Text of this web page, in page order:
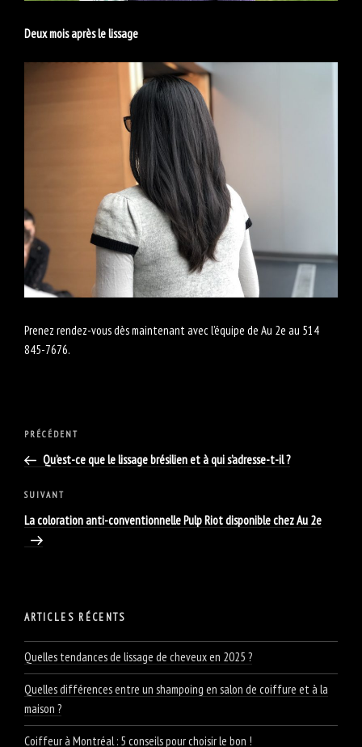
Deux mois après le lissage
Prenez rendez-vous dès maintenant avec l’équipe de Au 2e au 514
845-7676.
Navigation
l'article
Article
précédent
PRÉCÉDENT
Qu’est-ce que le lissage brésilien et à qui s’adresse-t-il ?
Article
suivant
SUIVANT
La coloration anti-conventionnelle Pulp Riot disponible chez Au 2e
ARTICLES RÉCENTS
Quelles tendances de lissage de cheveux en 2025 ?
Quelles différences entre un shampoing en salon de coiffure et à la
maison ?
Coiffeur à Montréal : 5 conseils pour choisir le bon !